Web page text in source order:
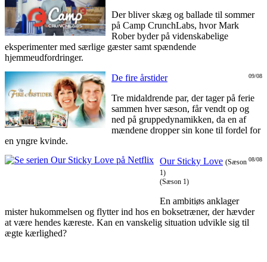
Der bliver skæg og ballade til sommer
på Camp CrunchLabs, hvor Mark
Rober byder på videnskabelige
eksperimenter med særlige gæster samt spændende
hjemmeudfordringer.
09/08
De fire årstider
Tre midaldrende par, der tager på ferie
sammen hver sæson, får vendt op og
ned på gruppedynamikken, da en af
mændene dropper sin kone til fordel for
en yngre kvinde.
08/08
Our Sticky Love (Sæson
1)
(Sæson 1)
En ambitiøs anklager
mister hukommelsen og flytter ind hos en boksetræner, der hævder
at være hendes kæreste. Kan en vanskelig situation udvikle sig til
ægte kærlighed?